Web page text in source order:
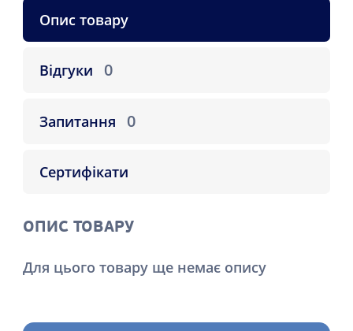
Опис товару
Відгуки 0
Запитання 0
Сертифікати
ОПИС ТОВАРУ
Для цього товару ще немає опису